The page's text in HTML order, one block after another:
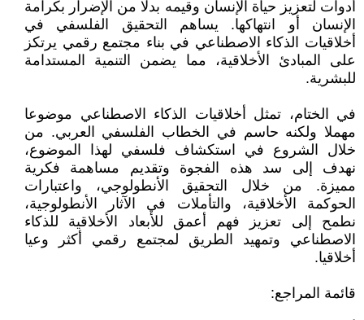
أدوات لتعزيز حياة الإنسان وقيمه بدلا من الإضرار بكرامة
الإنسان أو انتهاكها. يساهم التحقيق الفلسفي في
أخلاقيات الذكاء الاصطناعي في بناء مجتمع رقمي يرتكز
على المبادئ الأخلاقية، مما يضمن التنمية المستدامة
للبشرية.
في الختام، تمثل أخلاقيات الذكاء الاصطناعي موضوعا
مهملا ولكنه حاسم في الخطاب الفلسفي العربي. من
خلال الشروع في استكشاف فلسفي لهذا الموضوع،
نهدف إلى سد هذه الفجوة وتقديم مساهمة فكرية
مميزة. من خلال التحقيق الأنطولوجي، واعتبارات
الحوكمة الأخلاقية، والتأملات في الآثار الأنطولوجية،
نطمح إلى تعزيز فهم أعمق للأبعاد الأخلاقية للذكاء
الاصطناعي وتمهيد الطريق لمجتمع رقمي أكثر وعيا
أخلاقيا.
قائمة المراجع: